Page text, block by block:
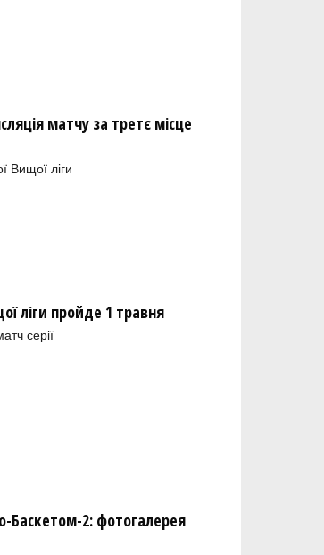
матчу за третє місце
Вищої ліги
ліги пройде 1 травня
серії
Баскетом-2: фотогалерея